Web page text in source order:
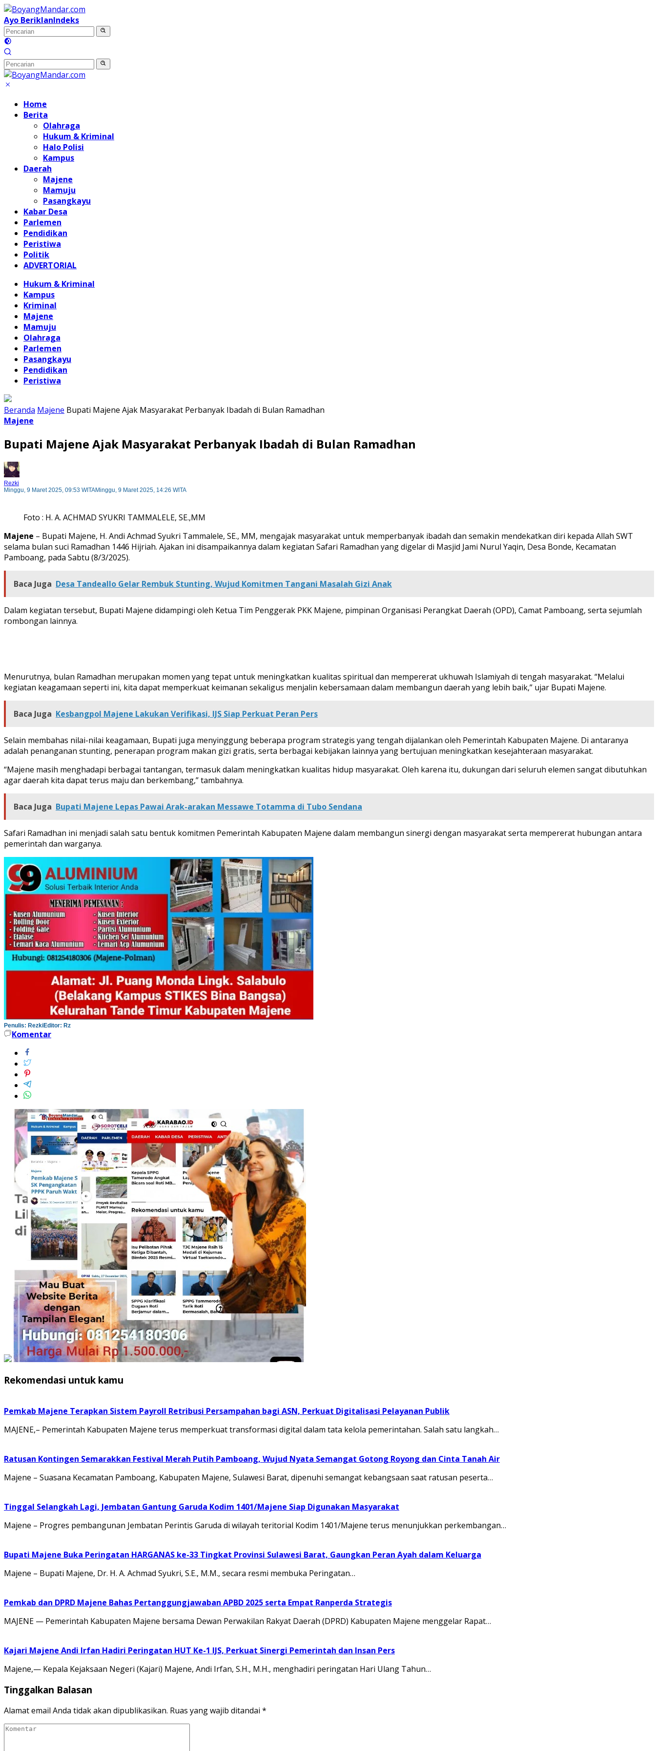
Langsung
ke
konten
Ayo BeriklanIndeks
Home
Berita
Olahraga
Hukum & Kriminal
Halo Polisi
Kampus
Daerah
Majene
Mamuju
Pasangkayu
Kabar Desa
Parlemen
Pendidikan
Peristiwa
Politik
ADVERTORIAL
Hukum & Kriminal
Kampus
Kriminal
Majene
Mamuju
Olahraga
Parlemen
Pasangkayu
Pendidikan
Peristiwa
Beranda Majene Bupati Majene Ajak Masyarakat Perbanyak Ibadah di Bulan Ramadhan
Majene
Bupati Majene Ajak Masyarakat Perbanyak Ibadah di Bulan Ramadhan
Rezki
Minggu, 9 Maret 2025, 09:53 WITAMinggu, 9 Maret 2025, 14:26 WITA
Foto : H. A. ACHMAD SYUKRI TAMMALELE, SE.,MM
Majene – Bupati Majene, H. Andi Achmad Syukri Tammalele, SE., MM, mengajak masyarakat untuk memperbanyak ibadah dan semakin mendekatkan diri kepada Allah SWT
selama bulan suci Ramadhan 1446 Hijriah. Ajakan ini disampaikannya dalam kegiatan Safari Ramadhan yang digelar di Masjid Jami Nurul Yaqin, Desa Bonde, Kecamatan
Pamboang, pada Sabtu (8/3/2025).
Baca Juga Desa Tandeallo Gelar Rembuk Stunting, Wujud Komitmen Tangani Masalah Gizi Anak
Dalam kegiatan tersebut, Bupati Majene didampingi oleh Ketua Tim Penggerak PKK Majene, pimpinan Organisasi Perangkat Daerah (OPD), Camat Pamboang, serta sejumlah
rombongan lainnya.
Menurutnya, bulan Ramadhan merupakan momen yang tepat untuk meningkatkan kualitas spiritual dan mempererat ukhuwah Islamiyah di tengah masyarakat. “Melalui
kegiatan keagamaan seperti ini, kita dapat memperkuat keimanan sekaligus menjalin kebersamaan dalam membangun daerah yang lebih baik,” ujar Bupati Majene.
Baca Juga Kesbangpol Majene Lakukan Verifikasi, IJS Siap Perkuat Peran Pers
Selain membahas nilai-nilai keagamaan, Bupati juga menyinggung beberapa program strategis yang tengah dijalankan oleh Pemerintah Kabupaten Majene. Di antaranya
adalah penanganan stunting, penerapan program makan gizi gratis, serta berbagai kebijakan lainnya yang bertujuan meningkatkan kesejahteraan masyarakat.
“Majene masih menghadapi berbagai tantangan, termasuk dalam meningkatkan kualitas hidup masyarakat. Oleh karena itu, dukungan dari seluruh elemen sangat dibutuhkan
agar daerah kita dapat terus maju dan berkembang,” tambahnya.
Baca Juga Bupati Majene Lepas Pawai Arak-arakan Messawe Totamma di Tubo Sendana
Safari Ramadhan ini menjadi salah satu bentuk komitmen Pemerintah Kabupaten Majene dalam membangun sinergi dengan masyarakat serta mempererat hubungan antara
pemerintah dan warganya.
Penulis: RezkiEditor: Rz
Komentar
Rekomendasi untuk kamu
Pemkab Majene Terapkan Sistem Payroll Retribusi Persampahan bagi ASN, Perkuat Digitalisasi Pelayanan Publik
MAJENE,– Pemerintah Kabupaten Majene terus memperkuat transformasi digital dalam tata kelola pemerintahan. Salah satu langkah…
Ratusan Kontingen Semarakkan Festival Merah Putih Pamboang, Wujud Nyata Semangat Gotong Royong dan Cinta Tanah Air
Majene – Suasana Kecamatan Pamboang, Kabupaten Majene, Sulawesi Barat, dipenuhi semangat kebangsaan saat ratusan peserta…
Tinggal Selangkah Lagi, Jembatan Gantung Garuda Kodim 1401/Majene Siap Digunakan Masyarakat
Majene – Progres pembangunan Jembatan Perintis Garuda di wilayah teritorial Kodim 1401/Majene terus menunjukkan perkembangan…
Bupati Majene Buka Peringatan HARGANAS ke-33 Tingkat Provinsi Sulawesi Barat, Gaungkan Peran Ayah dalam Keluarga
Majene – Bupati Majene, Dr. H. A. Achmad Syukri, S.E., M.M., secara resmi membuka Peringatan…
Pemkab dan DPRD Majene Bahas Pertanggungjawaban APBD 2025 serta Empat Ranperda Strategis
MAJENE — Pemerintah Kabupaten Majene bersama Dewan Perwakilan Rakyat Daerah (DPRD) Kabupaten Majene menggelar Rapat…
Kajari Majene Andi Irfan Hadiri Peringatan HUT Ke-1 IJS, Perkuat Sinergi Pemerintah dan Insan Pers
Majene,— Kepala Kejaksaan Negeri (Kajari) Majene, Andi Irfan, S.H., M.H., menghadiri peringatan Hari Ulang Tahun…
Tinggalkan Balasan
Alamat email Anda tidak akan dipublikasikan. Ruas yang wajib ditandai *